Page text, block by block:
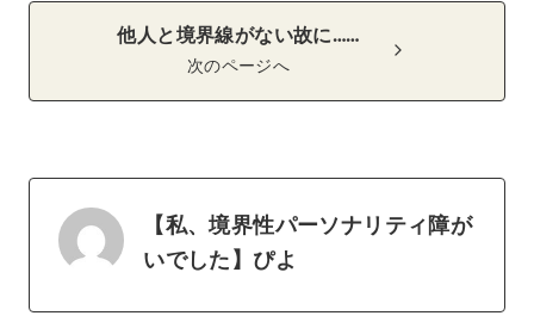
他人と境界線がない故に……
次のページへ
【私、境界性パーソナリティ障が
いでした】ぴよ